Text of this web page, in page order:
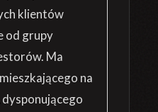
klientów
od grupy
Ma
na